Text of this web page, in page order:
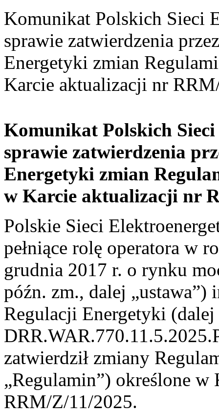
Komunikat Polskich Sieci
sprawie zatwierdzenia
Energetyki zmian
Karcie aktualizacji nr
Komunikat Polskich
sprawie zatwierdzenia
Energetyki zmian
w Karcie aktualizacji nr
Polskie Sieci
pełniące rolę operatora w
grudnia 2017 r. o rynku
późn. zm., dalej „ustawa”)
Regulacji Energetyki (dalej
zatwierdził zmiany
„Regulamin”) określone
RRM/Z/11/2025.